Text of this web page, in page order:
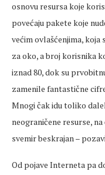
osnovu resursa koje
povećaju pakete koje
većim ovlašćenjima,
za oko, a broj korisnika
iznad 80, dok su
zamenile fantastične
Mnogi čak idu toliko
neograničene resurse,
svemir beskrajan –
Od pojave Interneta pa